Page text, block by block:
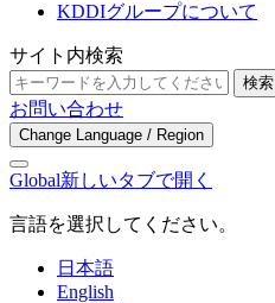
KDDIグループについて
サイト内検索
検索
お問い合わせ
Change Language / Region
Global新しいタブで開く
言語を選択してください。
日本語
English